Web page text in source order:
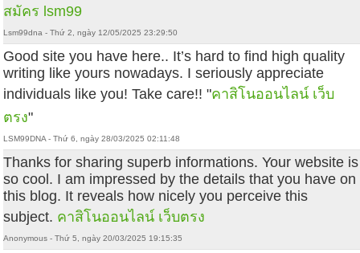
สมัคร lsm99
Lsm99dna - Thứ 2, ngày 12/05/2025 23:29:50
Good site you have here.. It’s hard to find high quality
writing like yours nowadays. I seriously appreciate
individuals like you! Take care!! "คาสิโนออนไลน์ เว็บ
ตรง"
LSM99DNA - Thứ 6, ngày 28/03/2025 02:11:48
Thanks for sharing superb informations. Your website is
so cool. I am impressed by the details that you have on
this blog. It reveals how nicely you perceive this
subject. คาสิโนออนไลน์ เว็บตรง
Anonymous - Thứ 5, ngày 20/03/2025 19:15:35